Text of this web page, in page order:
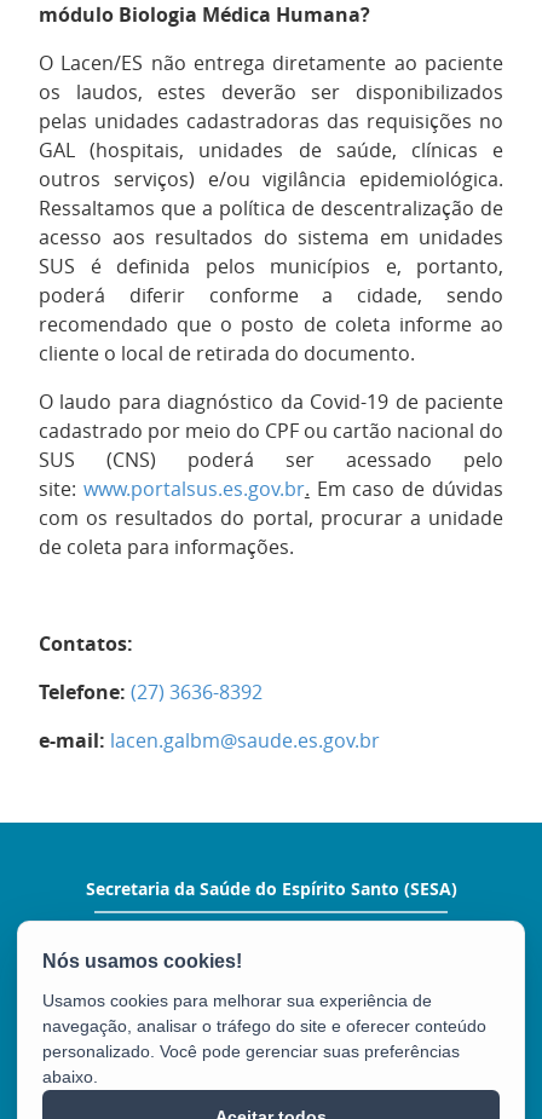
módulo Biologia Médica Humana?
O Lacen/ES não entrega diretamente ao paciente
os laudos, estes deverão ser disponibilizados
pelas unidades cadastradoras das requisições no
GAL (hospitais, unidades de saúde, clínicas e
outros serviços) e/ou vigilância epidemiológica.
Ressaltamos que a política de descentralização de
acesso aos resultados do sistema em unidades
SUS é definida pelos municípios e, portanto,
poderá diferir conforme a cidade, sendo
recomendado que o posto de coleta informe ao
cliente o local de retirada do documento.
O laudo para diagnóstico da Covid-19 de paciente
cadastrado por meio do CPF ou cartão nacional do
SUS (CNS) poderá ser acessado pelo
site: www.portalsus.es.gov.br. Em caso de dúvidas
com os resultados do portal, procurar a unidade
de coleta para informações.
Contatos:
Telefone: (27) 3636-8392
e-mail: lacen.galbm@saude.es.gov.br
Secretaria da Saúde do Espírito Santo (SESA)
225 – Ed. Enseada Plaza - Enseada do Suá
Tel.: (27) 3347-5630
Usamos cookies para melhorar sua experiência de
navegação, analisar o tráfego do site e oferecer conteúdo
personalizado. Você pode gerenciar suas preferências
abaixo.